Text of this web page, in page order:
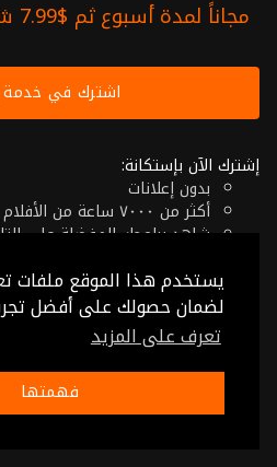
يستخدم هذا الموقع ملفات
لضمان حصولك على أفضل
تعرف على المزيد
فهمتها
مجاناً لمدة أسبوع ثم $7.99 شهريا أو $59.99 سنويا
اشترك في خدمة
إشترك الآن بإستكانة:
بدون إعلانات
أكثر من ٧٠٠٠ ساعة من الأفلام مستقلة
شاهد برامجك المفضلة على
إلغاء في أي وقت
فقط $7.99 شهريا أو $59.99 سنويا
شروط الإستخدام-